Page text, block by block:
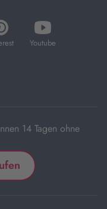
Youtube
öffnet
in
14 Tagen ohne